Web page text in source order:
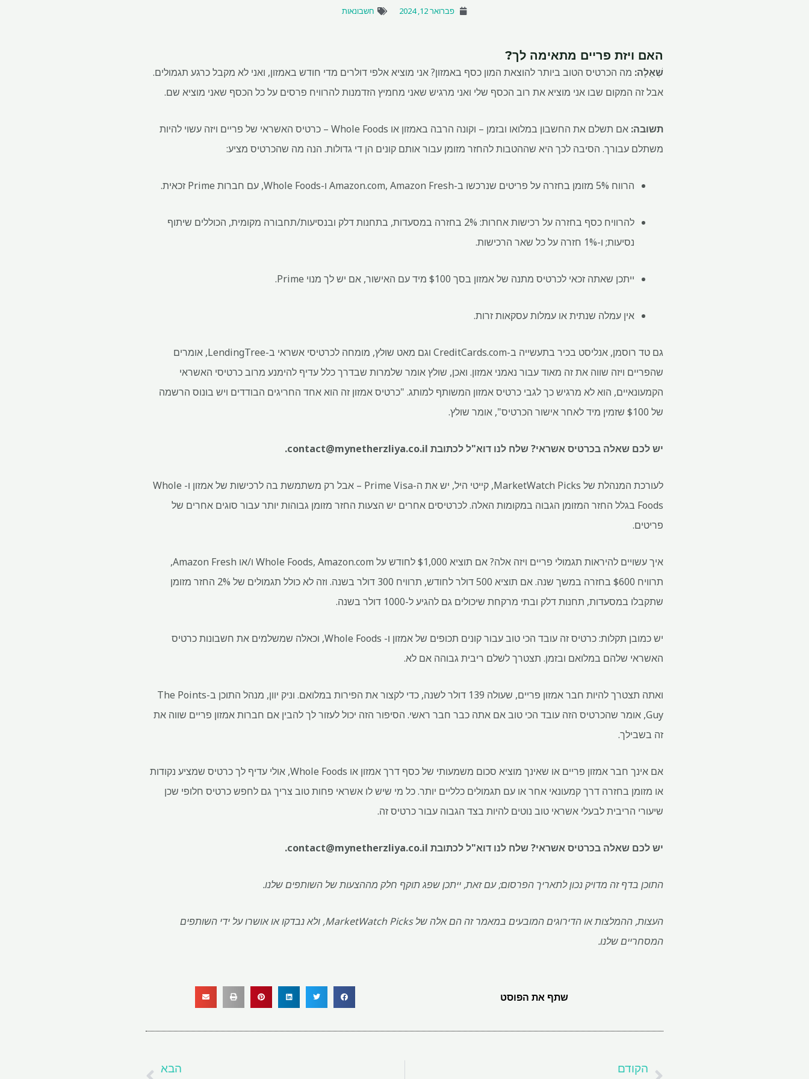
פברואר 12, 2024 חשבונאות
האם ויזת פריים מתאימה לך?
שְׁאֵלָה: מה הכרטיס הטוב ביותר להוצאת המון כסף באמזון? אני מוציא אלפי דולרים מדי חודש באמזון, ואני לא מקבל כרגע תגמולים.
אבל זה המקום שבו אני מוציא את רוב הכסף שלי ואני מרגיש שאני מחמיץ הזדמנות להרוויח פרסים על כל הכסף שאני מוציא שם.
תשובה:
אם תשלם את החשבון במלואו ובזמן – וקונה הרבה באמזון או Whole Foods – כרטיס האשראי של פריים ויזה עשוי להיות
משתלם עבורך. הסיבה לכך היא שההטבות להחזר מזומן עבור אותם קונים הן די גדולות. הנה מה שהכרטיס מציע:
הרווח 5% מזומן בחזרה על פריטים שנרכשו ב-Amazon.com, Amazon Fresh ו-Whole Foods, עם חברות Prime זכאית.
להרוויח כסף בחזרה על רכישות אחרות: 2% בחזרה במסעדות, בתחנות דלק ובנסיעות/תחבורה מקומית, הכוללים שיתוף
נסיעות; ו-1% חזרה על כל שאר הרכישות.
ייתכן שאתה זכאי לכרטיס מתנה של אמזון בסך $100 מיד עם האישור, אם יש לך מנוי Prime.
אין עמלה שנתית או עמלות עסקאות זרות.
גם טד רוסמן, אנליסט בכיר בתעשייה ב-CreditCards.com וגם מאט שולץ, מומחה לכרטיסי אשראי ב-LendingTree, אומרים
שהפריים ויזה שווה את זה מאוד עבור נאמני אמזון. ואכן, שולץ אומר שלמרות שבדרך כלל עדיף להימנע מרוב כרטיסי האשראי
הקמעונאיים, הוא לא מרגיש כך לגבי כרטיס אמזון המשותף למותג. "כרטיס אמזון זה הוא אחד החריגים הבודדים ויש בונוס הרשמה
של $100 שזמין מיד לאחר אישור הכרטיס", אומר שולץ.
יש לכם שאלה בכרטיס אשראי? שלח לנו דוא"ל לכתובת contact@mynetherzliya.co.il
.
לעורכת המנהלת של MarketWatch Picks, קייטי היל, יש את ה-Prime Visa – אבל רק משתמשת בה לרכישות של אמזון ו- Whole
Foods בגלל החזר המזומן הגבוה במקומות האלה. לכרטיסים אחרים יש הצעות החזר מזומן גבוהות יותר עבור סוגים אחרים של
פריטים.
איך עשויים להיראות תגמולי פריים ויזה אלה? אם תוציא $1,000 לחודש על Whole Foods, Amazon.com ו/או Amazon Fresh,
תרוויח $600 בחזרה במשך שנה. אם תוציא 500 דולר לחודש, תרוויח 300 דולר בשנה. וזה לא כולל תגמולים של 2% החזר מזומן
שתקבלו במסעדות, תחנות דלק ובתי מרקחת שיכולים גם להגיע ל-1000 דולר בשנה.
יש כמובן תקלות: כרטיס זה עובד הכי טוב עבור קונים תכופים של אמזון ו- Whole Foods, וכאלה שמשלמים את חשבונות כרטיס
האשראי שלהם במלואם ובזמן. תצטרך לשלם ריבית גבוהה אם לא.
ואתה תצטרך להיות חבר אמזון פריים, שעולה 139 דולר לשנה, כדי לקצור את הפירות במלואם. וניק יוון, מנהל התוכן ב-The Points
Guy, אומר שהכרטיס הזה עובד הכי טוב אם אתה כבר חבר ראשי. הסיפור הזה יכול לעזור לך להבין אם חברות אמזון פריים שווה את
זה בשבילך.
אם אינך חבר אמזון פריים או שאינך מוציא סכום משמעותי של כסף דרך אמזון או Whole Foods, אולי עדיף לך כרטיס שמציע נקודות
או מזומן בחזרה דרך קמעונאי אחר או עם תגמולים כלליים יותר. כל מי שיש לו אשראי פחות טוב צריך גם לחפש כרטיס חלופי שכן
שיעורי הריבית לבעלי אשראי טוב נוטים להיות בצד הגבוה עבור כרטיס זה.
יש לכם שאלה בכרטיס אשראי? שלח לנו דוא"ל לכתובת contact@mynetherzliya.co.il
.
התוכן בדף זה מדויק נכון לתאריך הפרסום; עם זאת, ייתכן שפג תוקף חלק מההצעות של השותפים שלנו.
העצות, ההמלצות או הדירוגים המובעים במאמר זה הם אלה של MarketWatch Picks, ולא נבדקו או אושרו על ידי השותפים
המסחריים שלנו.
שתף את הפוסט
קודם
הקודם הבא